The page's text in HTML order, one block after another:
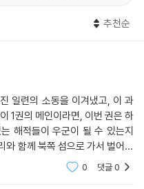
추천순
일련의 소동을 이겨냈고, 이 과
1권의 메인이라면, 이번 권은 하
해적들이 우군이 될 수 있는지
와 함께 북쪽 섬으로 가서 벌어지
중 중후반에 나오는 상황이 상
0 댓글0